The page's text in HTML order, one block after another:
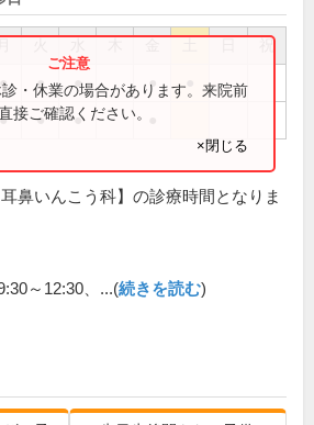
祝
● ● ● ●
● ●
・休業の場合があります。来院前
接ご確認ください。
×閉じる
耳鼻いんこう科】の診療時間となりま
～12:30、...(続きを読む)